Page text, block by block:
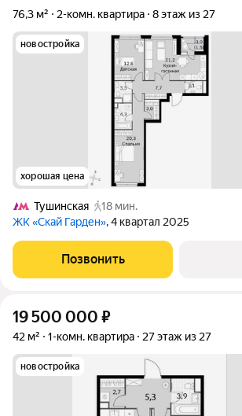
76,3 м² 2-комн. квартира 8 этаж из 27
новостройка
хорошая цена
Тушинская
18 мин.
ЖК «Скай Гарден», 4 квартал 2025
Позвонить
19 500 000 ₽
42 м² 1-комн. квартира 27 этаж из 27
новостройка